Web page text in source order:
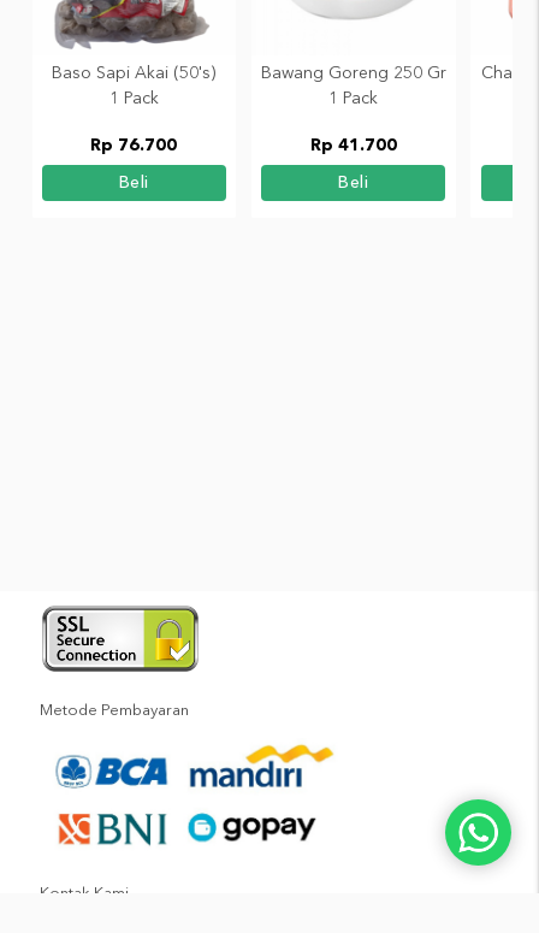
Baso Sapi Akai (50's)
1 Pack
Rp 76.700
Beli
Bawang Goreng 250 Gr
1 Pack
Rp 41.700
Beli
Metode Pembayaran
Kontak Kami